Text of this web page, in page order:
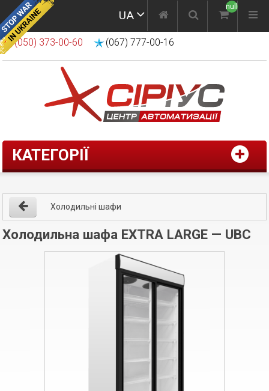
UA
null
(050) 373-00-60 (067) 777-00-16
КАТЕГОРІЇ
Холодильні шафи
Холодильна шафа EXTRA LARGE — UBC